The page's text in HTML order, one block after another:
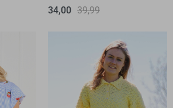
34,00 39,99